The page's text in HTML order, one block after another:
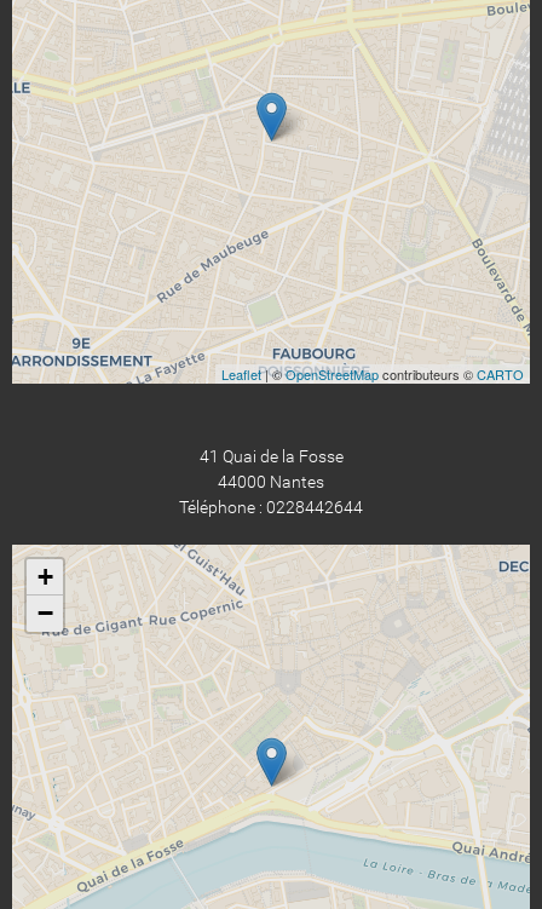
Leaflet| ©OpenStreetMapcontributeurs ©CARTO
41 Quai de la Fosse
44000 Nantes
Téléphone : 0228442644
+
−